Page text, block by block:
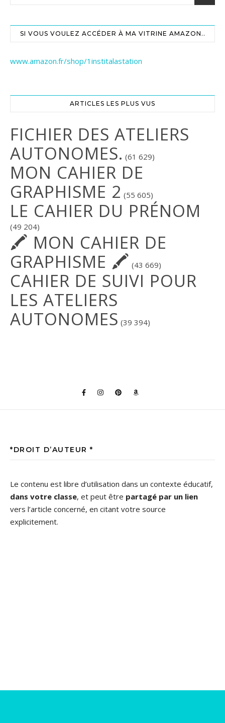
SI VOUS VOULEZ ACCÉDER À MA VITRINE AMAZON..
www.amazon.fr/shop/1institalastation
ARTICLES LES PLUS VUS
FICHIER DES ATELIERS
AUTONOMES. (61 629)
MON CAHIER DE
GRAPHISME 2 (55 605)
LE CAHIER DU PRÉNOM
(49 204)
🖍 MON CAHIER DE
GRAPHISME 🖍 (43 669)
CAHIER DE SUIVI POUR
LES ATELIERS
AUTONOMES (39 394)
*DROIT D’AUTEUR *
Le contenu est libre d’utilisation dans un contexte éducatif,
dans votre classe, et peut être partagé par un lien
vers l’article concerné, en citant votre source
explicitement.